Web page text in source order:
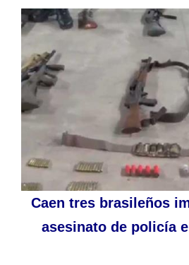
Caen tres brasileños
asesinato de policía